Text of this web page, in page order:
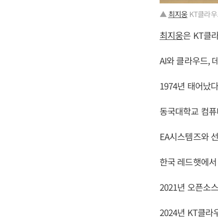
▲ 최지웅 KT클라
최지웅은 KT클
AI와 클라우드,
1974년 태어났
동국대학교 컴
EA시스템즈와
한국 레드햇에
2021년 오픈소
2024년 KT클라